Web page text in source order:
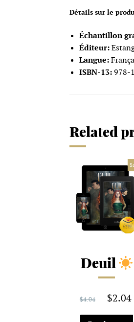
Détails sur le
Échantillon
Éditeur:
Langue:
ISBN-13:978-
Related
Deuil
$4.04 $2.04